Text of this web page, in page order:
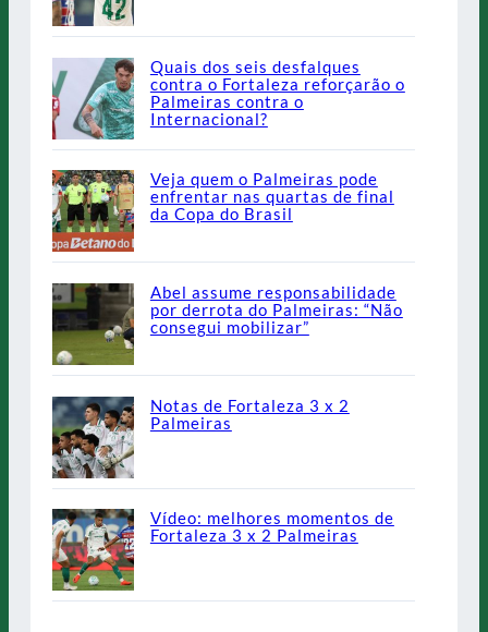
Quais dos seis desfalques
contra o Fortaleza reforçarão o
Palmeiras contra o
Internacional?
Veja quem o Palmeiras pode
enfrentar nas quartas de final
da Copa do Brasil
Abel assume responsabilidade
por derrota do Palmeiras: “Não
consegui mobilizar”
Notas de Fortaleza 3 x 2
Palmeiras
Vídeo: melhores momentos de
Fortaleza 3 x 2 Palmeiras